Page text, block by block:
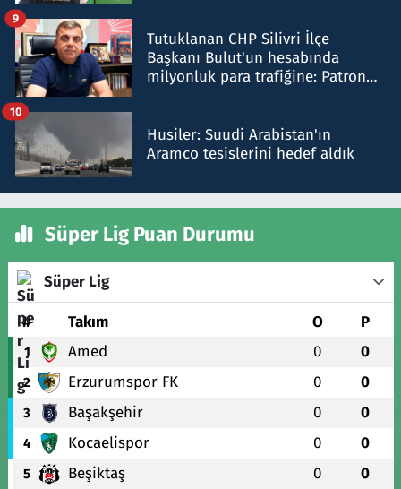
Tutuklanan CHP Silivri İlçe
Başkanı Bulut'un hesabında
milyonluk para trafiğine: Patron
9
Husiler: Suudi Arabistan'ın
Aramco tesislerini hedef aldık
10
Süper Lig Puan Durumu
Süper Lig
# Takım O P
1 Amed 0 0
2 Erzurumspor FK 0 0
3 Başakşehir 0 0
4 Kocaelispor 0 0
5 Beşiktaş 0 0